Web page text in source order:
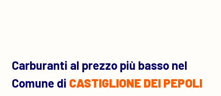
Carburanti al prezzo più basso nel
Comune di CASTIGLIONE DEI PEPOLI